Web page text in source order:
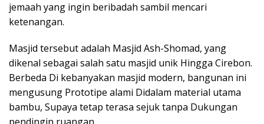
jemaah yang ingin beribadah sambil mencari
ketenangan.
Masjid tersebut adalah Masjid Ash-Shomad, yang
dikenal sebagai salah satu masjid unik Hingga Cirebon.
Berbeda Di kebanyakan masjid modern, bangunan ini
mengusung Prototipe alami Didalam material utama
bambu, Supaya tetap terasa sejuk tanpa Dukungan